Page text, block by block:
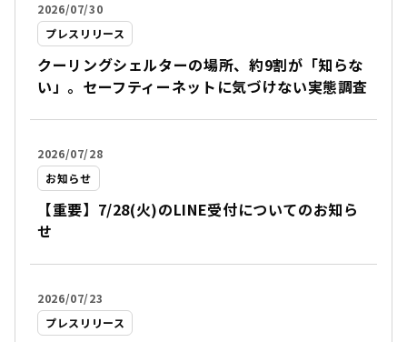
2026/07/30
プレスリリース
クーリングシェルターの場所、約9割が「知らな
い」。セーフティーネットに気づけない実態調査
2026/07/28
お知らせ
【重要】7/28(火)のLINE受付についてのお知ら
せ
2026/07/23
プレスリリース